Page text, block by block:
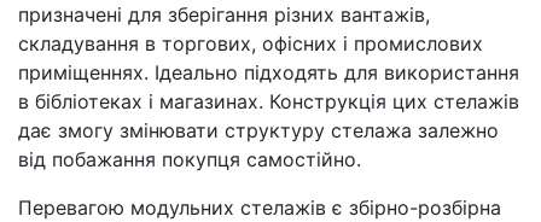
призначені для зберігання різних вантажів,
складування в торгових, офісних і промислових
приміщеннях. Ідеально підходять для використання
в бібліотеках і магазинах. Конструкція цих стелажів
дає змогу змінювати структуру стелажа залежно
від побажання покупця самостійно.
Перевагою модульних стелажів є збірно-розбірна